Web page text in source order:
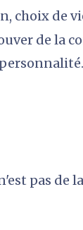
choix de
de la
pas de